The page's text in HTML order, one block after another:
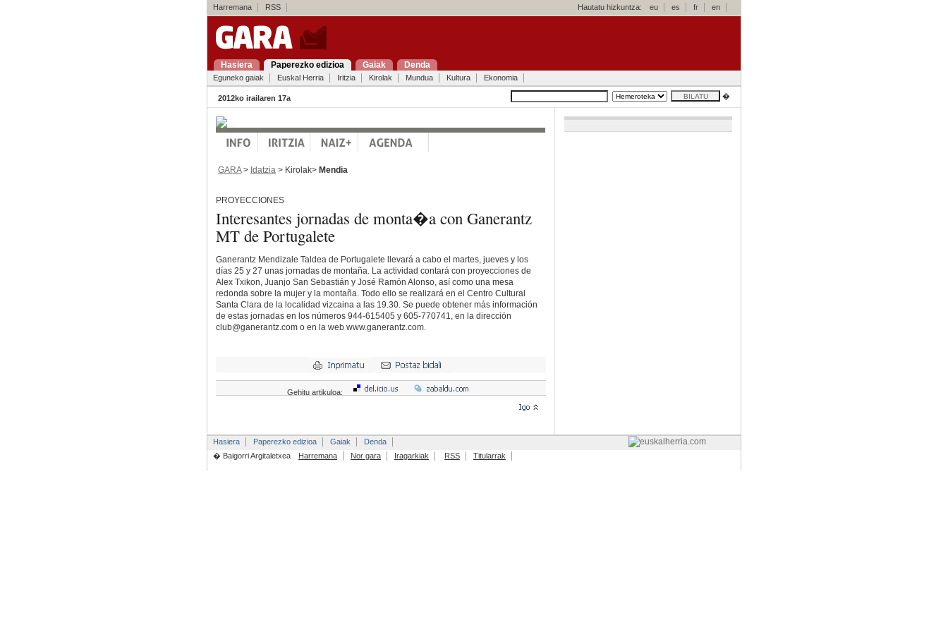
Harremana RSS Hautatu hizkuntza: eu es fr en
Hasiera Paperezko edizioa Gaiak Denda
Eguneko gaiak Euskal Herria Iritzia Kirolak Mundua Kultura Ekonomia
2012ko irailaren 17a �
GARA> Idatzia > Kirolak> Mendia
PROYECCIONES
Interesantes jornadas de monta�a con Ganerantz
MT de Portugalete
Ganerantz Mendizale Taldea de Portugalete llevará a cabo el martes, jueves y los
días 25 y 27 unas jornadas de montaña. La actividad contará con proyecciones de
Alex Txikon, Juanjo San Sebastián y José Ramón Alonso, así como una mesa
redonda sobre la mujer y la montaña. Todo ello se realizará en el Centro Cultural
Santa Clara de la localidad vizcaina a las 19.30. Se puede obtener más información
de estas jornadas en los números 944-615405 y 605-770741, en la dirección
club@ganerantz.com o en la web www.ganerantz.com.
Gehitu artikuloa:
Hasiera Paperezko edizioa Gaiak
Denda
� Baigorri Argitaletxea
Harremana Nor gara Iragarkiak RSS Titularrak